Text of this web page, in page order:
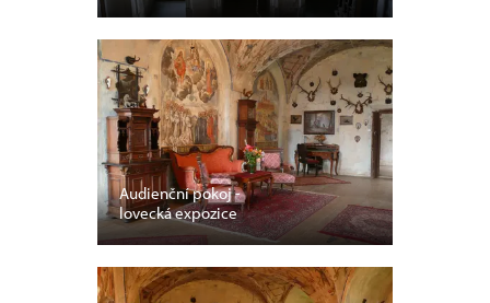
Audienční pokoj -
lovecká expozice